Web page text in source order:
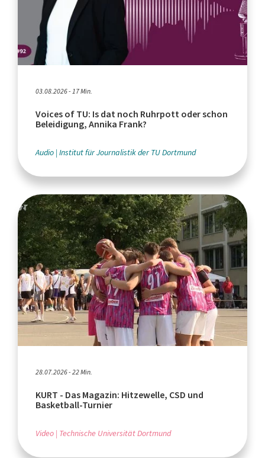
03.08.2026 - 17 Min.
Voices of TU: Is dat noch Ruhrpott oder schon
Beleidigung, Annika Frank?
Audio Institut für Journalistik der TU Dortmund
28.07.2026 - 22 Min.
KURT - Das Magazin: Hitzewelle, CSD und
Basketball-Turnier
Video Technische Universität Dortmund